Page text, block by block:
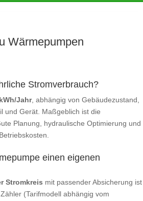
Wärmepumpen
Stromverbrauch?
Jahr, abhängig von Gebäudezustand,
und Gerät. Maßgeblich ist die
Planung, hydraulische Optimierung und
einen eigenen
Stromkreis mit passender Absicherung ist
(Tarifmodell abhängig vom